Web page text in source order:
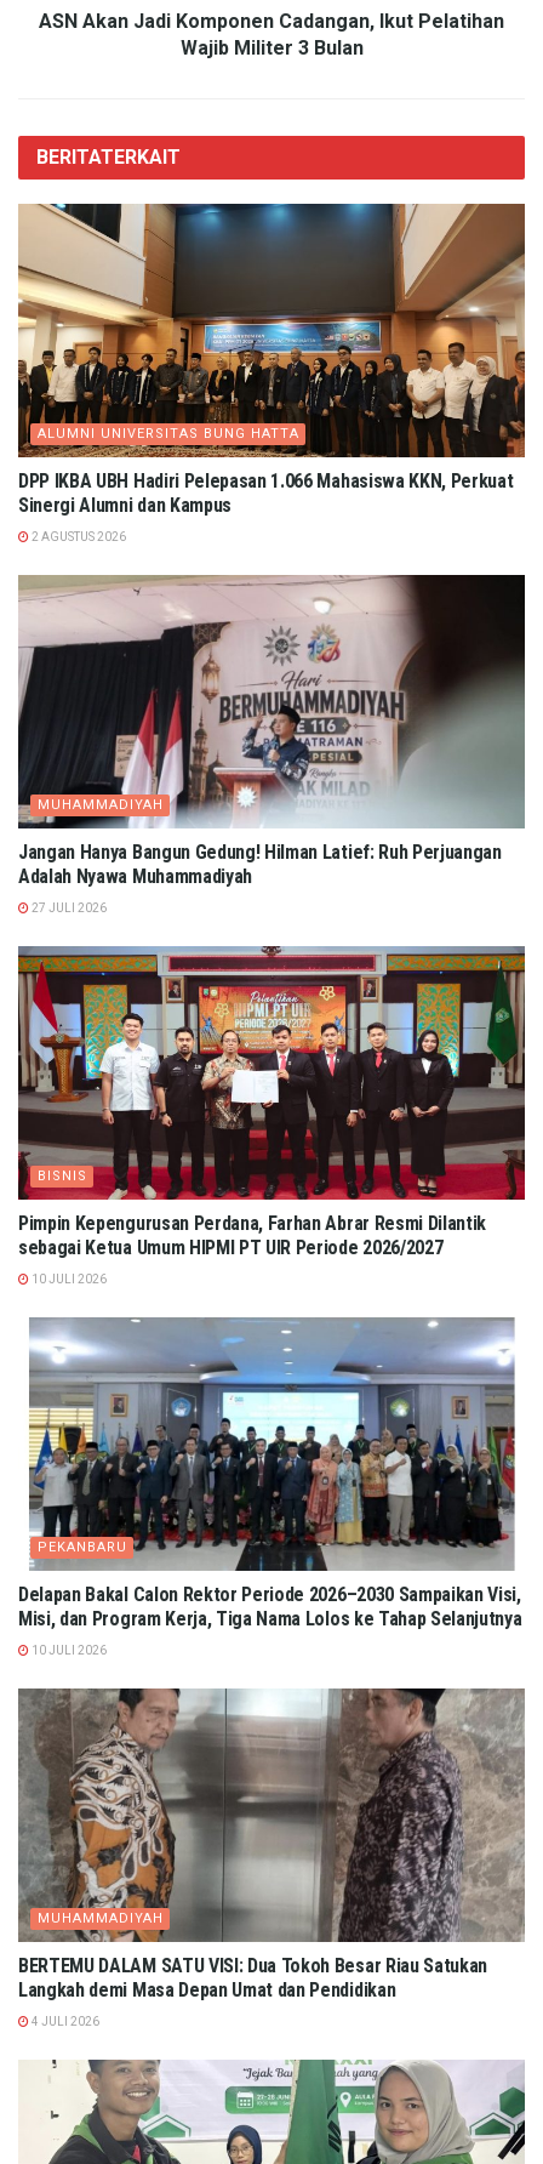
ASN Akan Jadi Komponen Cadangan, Ikut Pelatihan
Wajib Militer 3 Bulan
BERITATERKAIT
ALUMNI UNIVERSITAS BUNG HATTA
DPP IKBA UBH Hadiri Pelepasan 1.066 Mahasiswa KKN, Perkuat
Sinergi Alumni dan Kampus
2 AGUSTUS 2026
MUHAMMADIYAH
Jangan Hanya Bangun Gedung! Hilman Latief: Ruh Perjuangan
Adalah Nyawa Muhammadiyah
27 JULI 2026
BISNIS
Pimpin Kepengurusan Perdana, Farhan Abrar Resmi Dilantik
sebagai Ketua Umum HIPMI PT UIR Periode 2026/2027
10 JULI 2026
PEKANBARU
Delapan Bakal Calon Rektor Periode 2026–2030 Sampaikan Visi,
Misi, dan Program Kerja, Tiga Nama Lolos ke Tahap Selanjutnya
10 JULI 2026
MUHAMMADIYAH
BERTEMU DALAM SATU VISI: Dua Tokoh Besar Riau Satukan
Langkah demi Masa Depan Umat dan Pendidikan
4 JULI 2026